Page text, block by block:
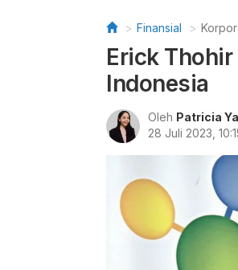
Finansial
Erick
Indonesia
Oleh Patricia
28 Juli 2023,